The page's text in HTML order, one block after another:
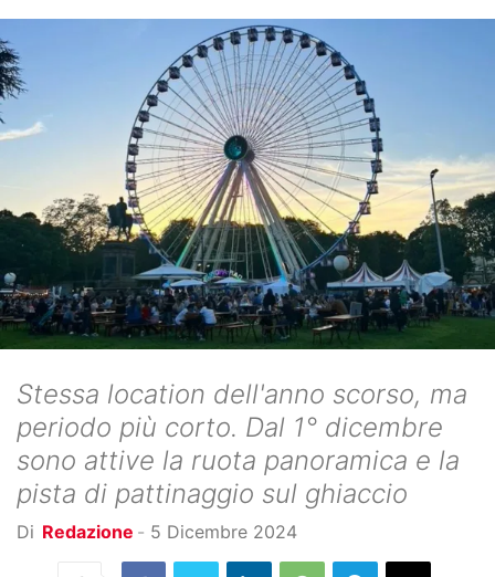
Stessa location dell'anno scorso, ma
periodo più corto. Dal 1° dicembre
sono attive la ruota panoramica e la
pista di pattinaggio sul ghiaccio
Di Redazione - 5 Dicembre 2024